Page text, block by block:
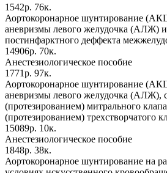
1542р. 76к.
Аортокоронарное шунтирование
аневризмы левого желудочка (АЛЖ) и
постинфарктного деффекта
14906р. 70к.
Анестезиологическое пособие
1771р. 97к.
Аортокоронарное шунтирование
аневризмы левого желудочка (АЛЖ),
(протезированием) митрального
(протезированием) трехстворчатого
15089р. 10к.
Анестезиологическое пособие
1848р. 38к.
Аортокоронарное шунтирование на